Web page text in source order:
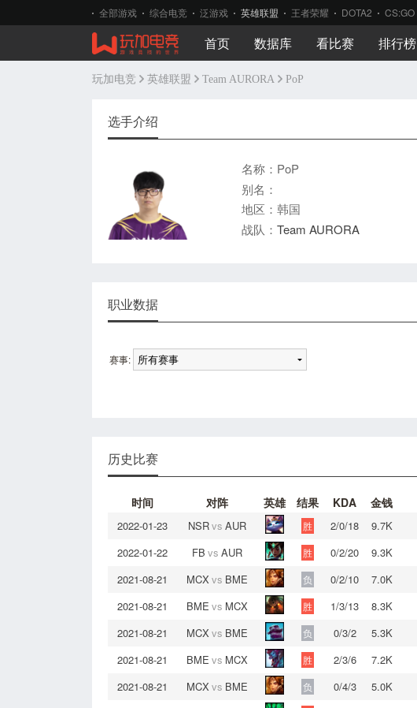
全部游戏 综合电竞 泛游戏 英雄联盟 王者荣耀 DOTA2 CS:GO
首页 数据库 看比赛 排行榜
玩加电竞 英雄联盟 Team AURORA PoP
选手介绍
名称：PoP
别名：
地区：韩国
战队：Team AURORA
职业数据
赛事:
历史比赛
时间 对阵 英雄 结果 KDA 金钱
2022-01-23 NSRvs AUR 胜 2/0/18 9.7K
2022-01-22
FB vs AUR 胜 0/2/20 9.3K
2021-08-21
MCXvs BME 负 0/2/10 7.0K
2021-08-21
BME vs MCX 胜 1/3/13 8.3K
2021-08-21
MCXvs BME 负 0/3/2 5.3K
2021-08-21
BME vs MCX 胜 2/3/6 7.2K
2021-08-21
MCXvs BME 负 0/4/3 5.0K